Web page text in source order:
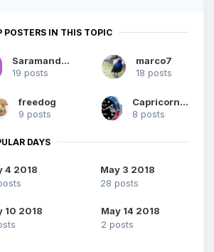
POSTERS IN THIS TOPIC
Saramandasama
19 posts
marco7
18 posts
freedog
9 posts
Capricorno57
8 posts
DAYS
4 2018
May 3 2018
28 posts
10 2018
May 14 2018
2 posts